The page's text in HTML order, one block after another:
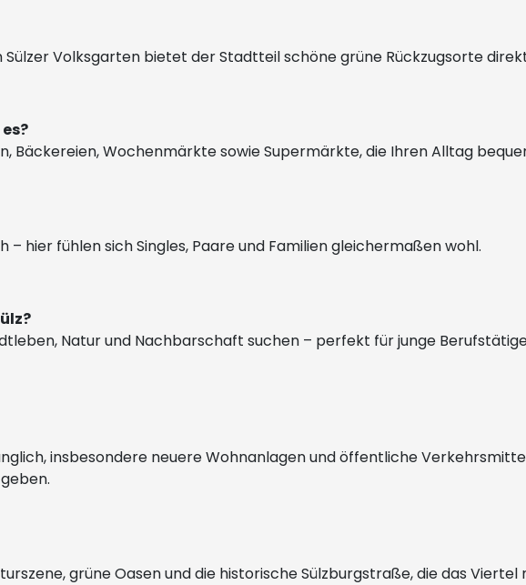
Volksgarten bietet der Stadtteil schöne grüne Rückzugsorte
Bäckereien, Wochenmärkte sowie Supermärkte, die Ihren Alltag
– hier fühlen sich Singles, Paare und Familien gleichermaßen wohl.
Natur und Nachbarschaft suchen – perfekt für junge
insbesondere neuere Wohnanlagen und öffentliche
grüne Oasen und die historische Sülzburgstraße, die das